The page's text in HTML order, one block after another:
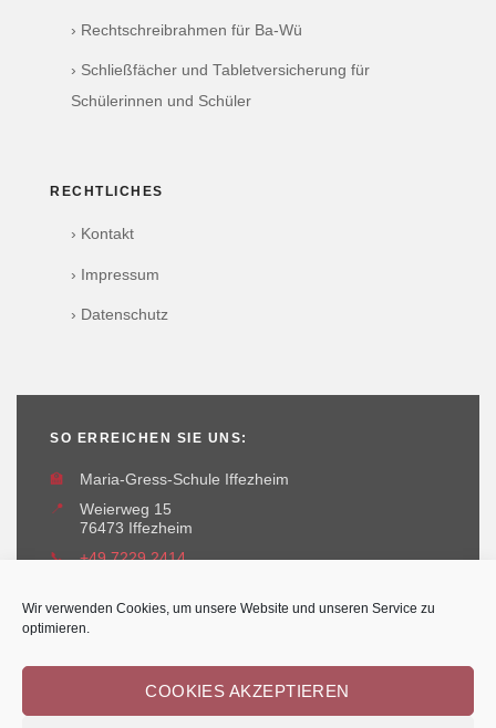
Wir verwenden Cookies, um unsere Website und unseren Service zu
optimieren.
COOKIES AKZEPTIEREN
› Rechtschreibrahmen für Ba-Wü
› Schließfächer und Tabletversicherung für
Schülerinnen und Schüler
RECHTLICHES
› Kontakt
› Impressum
› Datenschutz
SO ERREICHEN SIE UNS:
🏫
Maria-Gress-Schule Iffezheim
📍
Weierweg 15
76473 Iffezheim
📞
+49 7229 2414